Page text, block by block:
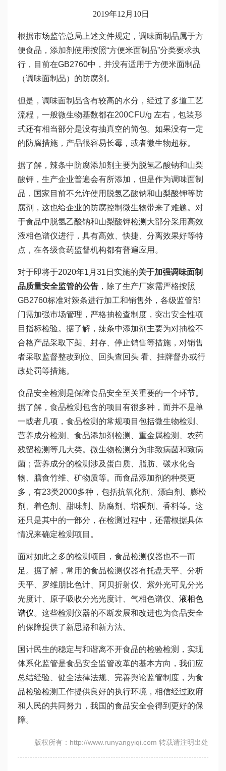
2019年12月10日
根据市场监管总局上述文件规定，调味面制品属于方
便食品，添加剂使用按照“方便米面制品”分类要求执
行，目前在GB2760中，并没有适用于方便米面制品
（调味面制品）的防腐剂。
但是，调味面制品含有较高的水分，经过了多道工艺
流程，一般微生物基数都在200CFU/g 左右，包装形
式还有相当部分是没有抽真空的简包。如果没有一定
的防腐措施，产品很容易长霉，或者微生物超标。
据了解，辣条中防腐添加剂主要为脱氢乙酸钠和山梨
酸钾，生产企业普遍会有所添加，但是作为调味面制
品，国家目前不允许使用脱氢乙酸钠和山梨酸钾等防
腐剂，这也给企业的防腐控制微生物带来了难题。对
于食品中脱氢乙酸钠和山梨酸钾检测大部分采用高效
液相色谱仪进行，具有高效、快捷、分离效果好等特
点，在各级食药监督机构都有普遍应用。
对于即将于2020年1月31日实施的关于加强调味面制
品质量安全监管的公告 ，除了生产厂家需严格按照
GB2760标准对辣条进行加工和销售外，各级监管部
门需加强市场管理，严格抽检查制度，突出安全性项
目指标检验。据了解，辣条中添加剂主要为对抽检不
合格产品采取下架、封存、停止销售等措施，对销售
者采取监督整改到位、回头查回头 看、挂牌督办或行
政处罚等措施。
食品安全检测是保障食品安全至关重要的一个环节。
据了解，食品检测包含的项目有很多种，而并不是单
一或者几项，食品检测的常规项目包括微生物检测、
营养成分检测、食品添加剂检测、重金属检测、农药
残留检测等几大类。微生物检测分为非致病菌和致病
菌；营养成分的检测涉及蛋白质、脂肪、碳水化合
物、膳食竹维、矿物质等。而食品添加剂的种类更
多，有23类2000多种，包括抗氧化剂、漂白剂、膨松
剂、着色剂、甜味剂、防腐剂、增稠剂、香料等。这
还只是其中的一部分，在检测过程中，还需根据具体
情况来确定检测项目。
面对如此之多的检测项目，食品检测仪器也不一而
足。据了解，常用的食品检测仪器有托盘天平、分析
天平、罗维朋比色计、阿贝折射仪、紫外光可见分光
光度计、原子吸收分光光度计、气相色谱仪、 液相色
谱仪。这些检测仪器的不断发展和改进也为食品安全
的保障提供了新思路和新方法。
国计民生的稳定与和谐离不开食品的检验检测，实现
体系化监管是食品安全监管改革的基本方向，我们应
总结经验、健全法律法规、完善舆论监管制度，为食
品检验检测工作提供良好的执行环境，相信经过政府
和人民的共同努力，我国的食品安全会得到更好的保
障。
版权所有：http://www.runyangyiqi.com 转载请注明出处